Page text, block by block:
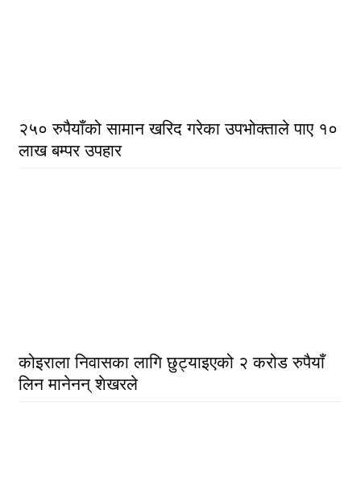
२५० रुपैयाँको सामान खरिद गरेका उपभोक्ताले पाए १०
लाख बम्पर उपहार
कोइराला निवासका लागि छुट्याइएको २ करोड रुपैयाँ
लिन मानेनन् शेखरले